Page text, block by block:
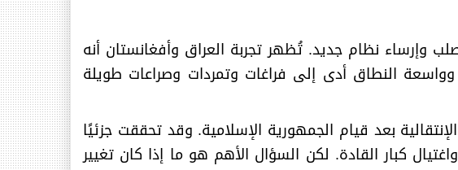
وإرساء نظام جديد. تُظهر تجربة العراق وأفغانستان أنه
النطاق أدى إلى فراغات وتمردات وصراعات طويلة
بعد قيام الجمهورية الإسلامية. وقد تحققت جزئيًا
كبار القادة. لكن السؤال الأهم هو ما إذا كان تغيير